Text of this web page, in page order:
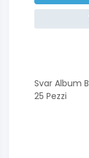
Svar Album
25 Pezzi